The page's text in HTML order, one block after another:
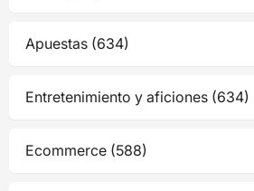
Apuestas (634)
Entretenimiento y aficiones (634)
Ecommerce (588)